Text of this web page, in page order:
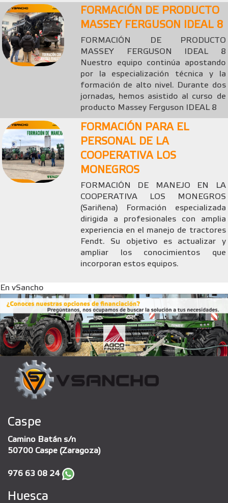
FORMACIÓN DE PRODUCTO
MASSEY FERGUSON IDEAL 8
FORMACIÓN DE PRODUCTO
MASSEY FERGUSON IDEAL 8
Nuestro equipo continúa apostando
por la especialización técnica y la
formación de alto nivel. Durante dos
jornadas, hemos asistido al curso de
producto Massey Ferguson IDEAL 8
FORMACIÓN PARA EL
PERSONAL DE LA
COOPERATIVA LOS
MONEGROS
FORMACIÓN DE MANEJO EN LA
COOPERATIVA LOS MONEGROS
(Sariñena) Formación especializada
dirigida a profesionales con amplia
experiencia en el manejo de tractores
Fendt. Su objetivo es actualizar y
ampliar los conocimientos que
incorporan estos equipos.
En vSancho
Caspe
Camino Batán s/n
50700 Caspe (Zaragoza)
976 63 08 24
Huesca